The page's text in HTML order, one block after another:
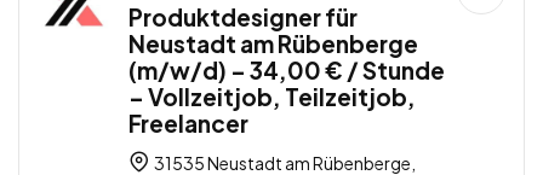
Produktdesigner für
Neustadt am Rübenberge
(m/w/d) – 34,00 € / Stunde
– Vollzeitjob, Teilzeitjob,
Freelancer
31535 Neustadt am Rübenberge,